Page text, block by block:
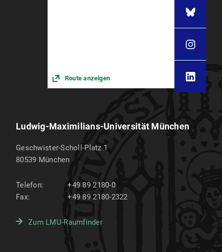
Route anzeigen
Ludwig-Maximilians-Universität München
Geschwister-Scholl-Platz 1
80539 München
Telefon:
+49 89 2180-0
Fax:
+49 89 2180-2322
Zum LMU-Raumfinder